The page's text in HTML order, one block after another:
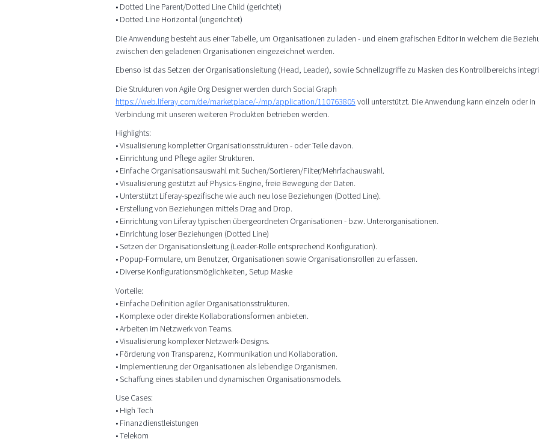
• Dotted Line Parent/Dotted Line Child (gerichtet)
• Dotted Line Horizontal (ungerichtet)
Die Anwendung besteht aus einer Tabelle, um Organisationen zu laden - und einem grafischen Editor in welchem die
zwischen den geladenen Organisationen eingezeichnet werden.
Ebenso ist das Setzen der Organisationsleitung (Head, Leader), sowie Schnellzugriffe zu Masken des Kontrollbereichs
Die Strukturen von Agile Org Designer werden durch Social Graph
https://web.liferay.com/de/marketplace/-/mp/application/110763805 voll unterstützt. Die Anwendung kann einzeln oder in
Verbindung mit unseren weiteren Produkten betrieben werden.
Highlights:
• Visualisierung kompletter Organisationsstrukturen - oder Teile davon.
• Einrichtung und Pflege agiler Strukturen.
• Einfache Organisationsauswahl mit Suchen/Sortieren/Filter/Mehrfachauswahl.
• Visualisierung gestützt auf Physics-Engine, freie Bewegung der Daten.
• Unterstützt Liferay-spezifische wie auch neu lose Beziehungen (Dotted Line).
• Erstellung von Beziehungen mittels Drag and Drop.
• Einrichtung von Liferay typischen übergeordneten Organisationen - bzw. Unterorganisationen.
• Einrichtung loser Beziehungen (Dotted Line)
• Setzen der Organisationsleitung (Leader-Rolle entsprechend Konfiguration).
• Popup-Formulare, um Benutzer, Organisationen sowie Organisationsrollen zu erfassen.
• Diverse Konfigurationsmöglichkeiten, Setup Maske
Vorteile:
• Einfache Definition agiler Organisationsstrukturen.
• Komplexe oder direkte Kollaborationsformen anbieten.
• Arbeiten im Netzwerk von Teams.
• Visualisierung komplexer Netzwerk-Designs.
• Förderung von Transparenz, Kommunikation und Kollaboration.
• Implementierung der Organisationen als lebendige Organismen.
• Schaffung eines stabilen und dynamischen Organisationsmodels.
Use Cases:
• High Tech
• Finanzdienstleistungen
• Telekom